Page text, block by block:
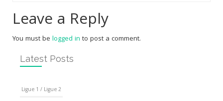
Leave a Reply
You must be logged in to post a comment.
Latest Posts
Ligue 1 / Ligue 2